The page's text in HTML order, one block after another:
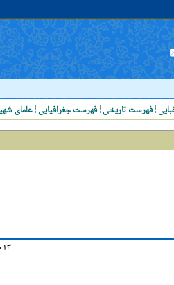
علمای فهرست جغرافیایی فهرست تاریخی
13 مهر 1394, 15:28